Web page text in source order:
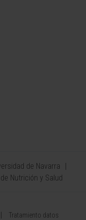
de Navarra
Nutrición y Salud
Tratamiento datos